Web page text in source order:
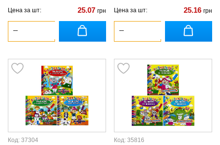
Цена за шт: 25.07 грн Цена за шт: 25.16 грн
Код: 37304 Код: 35816